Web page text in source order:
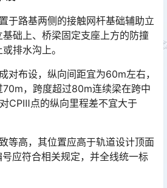
路基两侧的接触网杆基础辅助立
础上、桥梁固定支座上方的防撞
排水沟上。
布设，纵向间距宜为60m左右，
，跨度超过80m连续梁在跨中
CPⅢ点的纵向里程差不宜大于
高，其位置应高于轨道设计顶面
应符合相关规定，并全线统一标